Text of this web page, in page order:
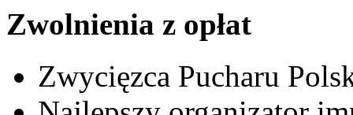
Zwolnienia z opłat
Zwycięzca Pucharu